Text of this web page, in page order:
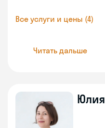
Все услуги и цены (4)
Читать дальше
Юлия